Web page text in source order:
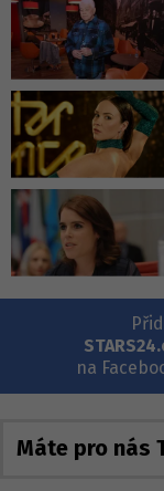
na
Máte pro nás